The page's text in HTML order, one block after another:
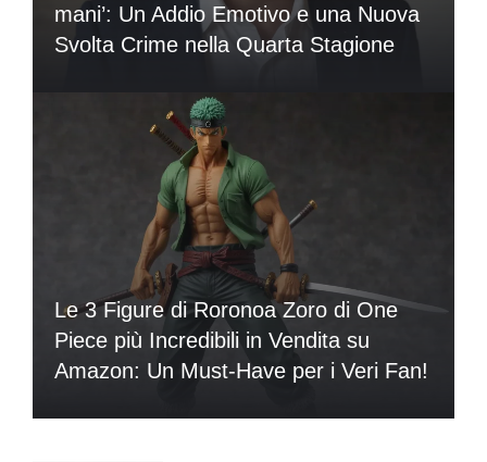
mani’: Un Addio Emotivo e una Nuova
Svolta Crime nella Quarta Stagione
Le 3 Figure di Roronoa Zoro di One
Piece più Incredibili in Vendita su
Amazon: Un Must-Have per i Veri Fan!